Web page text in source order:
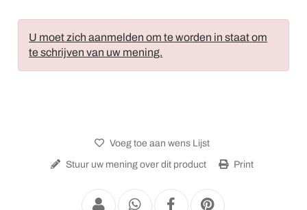
U moet zich aanmelden om te worden in staat om
te schrijven van uw mening.
Voeg toe aan wens Lijst
Stuur uw mening over dit product Print